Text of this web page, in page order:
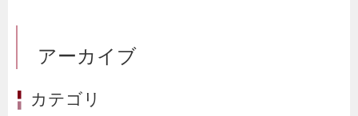
アーカイブ
カテゴリ